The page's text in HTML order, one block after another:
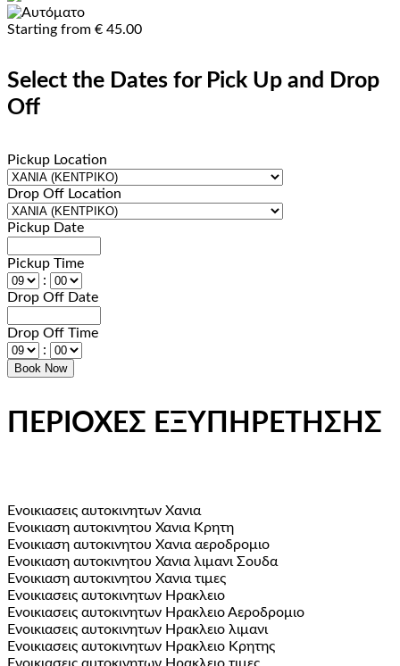
Starting from € 45.00
Select the Dates for Pick Up and Drop
Off
Pickup Location
Drop Off Location
Pickup Date
Pickup Time
:
Drop Off Date
Drop Off Time
:
ΠΕΡΙΟΧΕΣ ΕΞΥΠΗΡΕΤΗΣΗΣ
Eνοικιασεις αυτοκινητων Xανια
Ενοικιαση αυτοκινητου Χανια Κρητη
Eνοικιαση αυτοκινητου Xανια αεροδρομιο
Ενοικιαση αυτοκινητου Χανια λιμανι Σουδα
Eνοικιαση αυτοκινητου Xανια τιμες
Ενοικιασεις αυτοκινητων Ηρακλειο
Ενοικιασεις αυτοκινητων Ηρακλειο Αεροδρομιο
Ενοικιασεις αυτοκινητων Ηρακλειο λιμανι
Ενοικιασεις αυτοκινητων Ηρακλειο Κρητης
Ενοικιασεις αυτοκινητων Ηρακλειο τιμες